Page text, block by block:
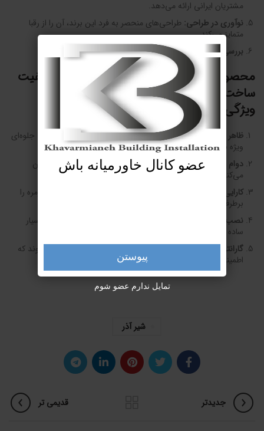
مشتریان ایرانی ارائه می‌دهد.
نوآوری در طراحی: طراحی‌های منحصر به فرد این برند، آن را از رقبا
متمایز می‌کند.
بررسی ویژگی‌های محصولاتشیر آذر: از ظاهر شیک تا دوام بالا
محصولات شیر آذر ترکیبی از طراحی زیبا و کیفیت
ساخت بالا هستند. در این مقاله، به بررسی
ویژگی‌های این محصولات می‌پردازیم.
ظاهر شیک و مدرن:طراحی‌های مینیمال و مدرن این محصولات، جلوه‌ای
ویژه به فضا می‌بخشد.
دوام بالا
استفاده از مواد اولیه باکیفیت، دوام محصولات را تضمین
می‌کند.
کارایی بالا
محصولات این برند با عملکردی بی‌نقص، نیازهای روزمره را
برطرف می‌کنند.
نصب آسان
طراحی محصولات به‌گونه‌ای است که نصب آن‌ها بسیار
ساده باشد.
گارانتی مطمئن
تمامی محصولات این برند با گارانتی ارائه می‌شوند که
اطمینان مشتریان را افزایش می‌دهد.
شیر آذر
جدیدتر قدیمی تر
عضو کانال خاورمیانه باش
پیوستن
تمایل ندارم عضو شوم